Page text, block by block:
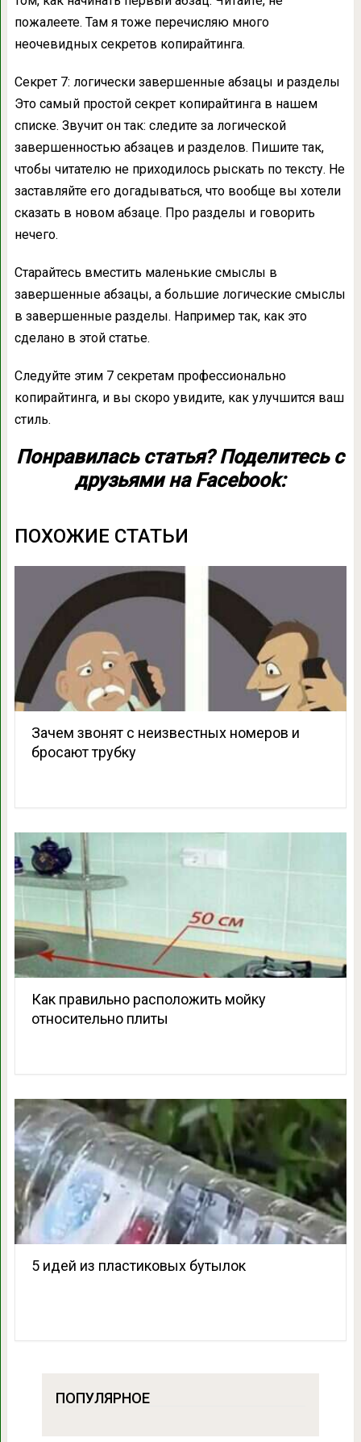
пожалеете. Там я тоже перечисляю много
неочевидных секретов копирайтинга.
Секрет 7: логически завершенные абзацы и разделы
Это самый простой секрет копирайтинга в нашем
списке. Звучит он так: следите за логической
завершенностью абзацев и разделов. Пишите так,
чтобы читателю не приходилось рыскать по тексту. Не
заставляйте его догадываться, что вообще вы хотели
сказать в новом абзаце. Про разделы и говорить
нечего.
Старайтесь вместить маленькие смыслы в
завершенные абзацы, а большие логические смыслы
в завершенные разделы. Например так, как это
сделано в этой статье.
Следуйте этим 7 секретам профессионально
копирайтинга, и вы скоро увидите, как улучшится ваш
стиль.
Понравилась статья? Поделитесь с
друзьями на Facebook:
ПОХОЖИЕ СТАТЬИ
Зачем звонят с неизвестных номеров и
бросают трубку
Как правильно расположить мойку
относительно плиты
5 идей из пластиковых бутылок
ПОПУЛЯРНОЕ